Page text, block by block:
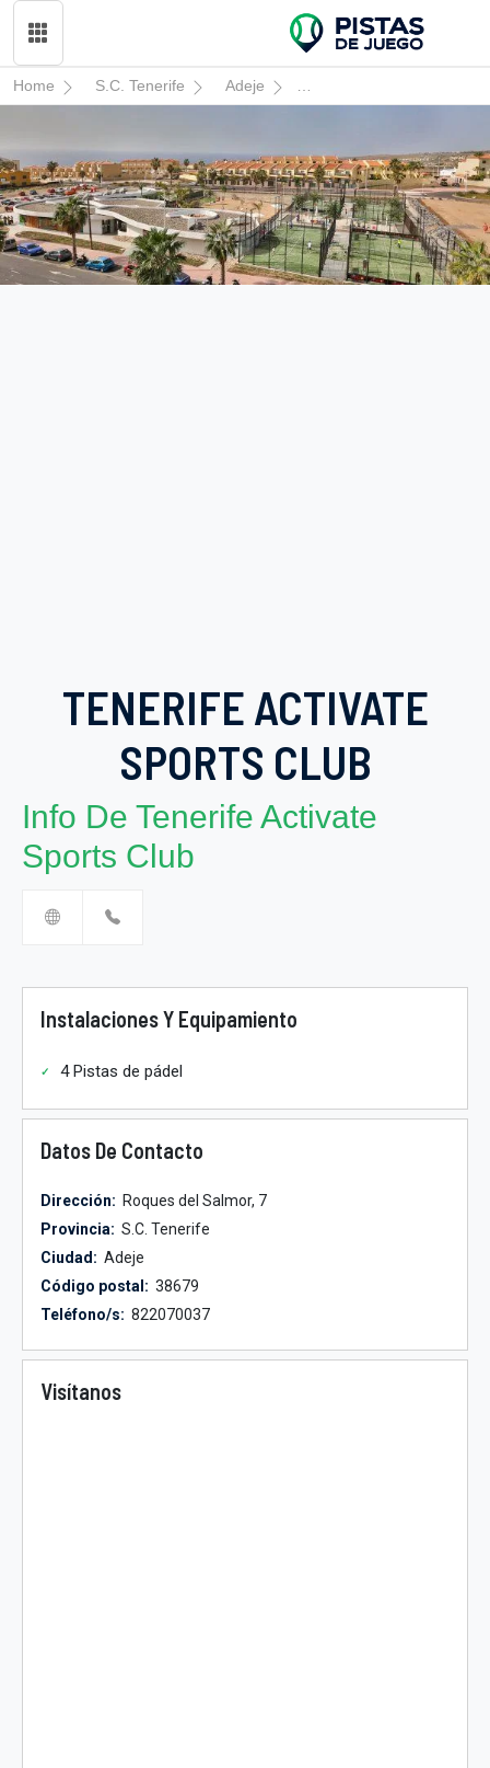
Home S.C. Tenerife Adeje Tenerife Activate Sports
TENERIFE ACTIVATE
SPORTS CLUB
Info De Tenerife Activate
Sports Club
Instalaciones Y Equipamiento
4 Pistas de pádel
Datos De Contacto
Dirección: Roques del Salmor, 7
Provincia: S.C. Tenerife
Ciudad: Adeje
Código postal: 38679
Teléfono/s: 822070037
Visítanos